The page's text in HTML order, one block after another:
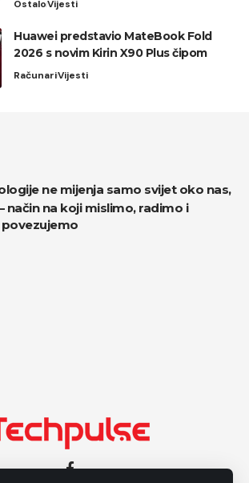
OstaloVijesti
Huawei predstavio MateBook Fold
2026 s novim Kirin X90 Plus čipom
RačunariVijesti
način na koji mislimo, radimo i